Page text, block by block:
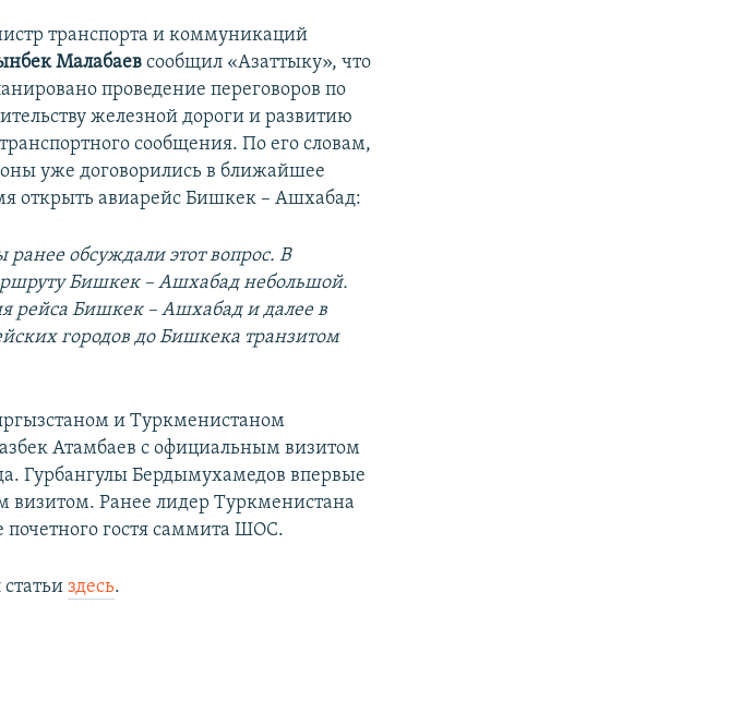
транспорта и коммуникаций
Малабаевсообщил «Азаттыку», что
проведение переговоров по
железной дороги и развитию
сообщения. По его словам,
уже договорились в ближайшее
открыть авиарейс Бишкек – Ашхабад:
ранее обсуждали этот вопрос. В
Бишкек – Ашхабад небольшой.
рейса Бишкек – Ашхабад и далее в
городов до Бишкека транзитом
и Туркменистаном
Атамбаев с официальным визитом
Гурбангулы Бердымухамедов впервые
визитом. Ранее лидер Туркменистана
почетного гостя саммита ШОС.
статьиздесь.